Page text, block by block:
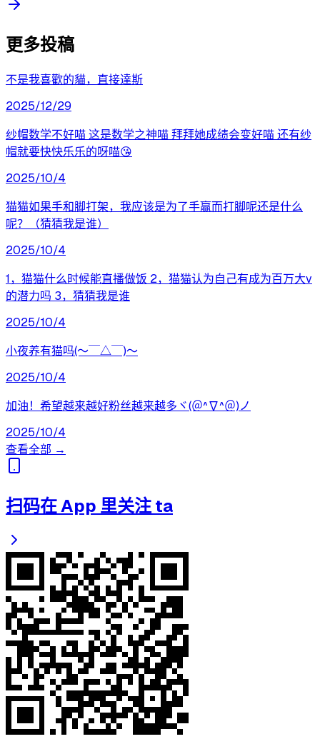
更多投稿
不是我喜歡的貓，直接達斯
2025/12/29
纱帽数学不好喵 这是数学之神喵 拜拜她成绩会变好喵 还有纱
帽就要快快乐乐的呀喵😘
2025/10/4
猫猫如果手和脚打架，我应该是为了手赢而打脚呢还是什么
呢？（猜猜我是谁）
2025/10/4
1，猫猫什么时候能直播做饭 2，猫猫认为自己有成为百万大v
的潜力吗 3，猜猜我是谁
2025/10/4
小夜养有猫吗(〜￣△￣)〜
2025/10/4
加油！希望越来越好粉丝越来越多ヾ(＠^∇^＠)ノ
2025/10/4
查看全部 →
扫码在 App 里关注 ta